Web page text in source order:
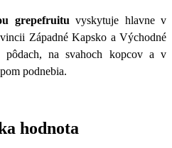
grepefruitu vyskytuje hlavne v
Západné Kapsko a Východné
pôdach, na svahoch kopcov a v
podnebia.
hodnota